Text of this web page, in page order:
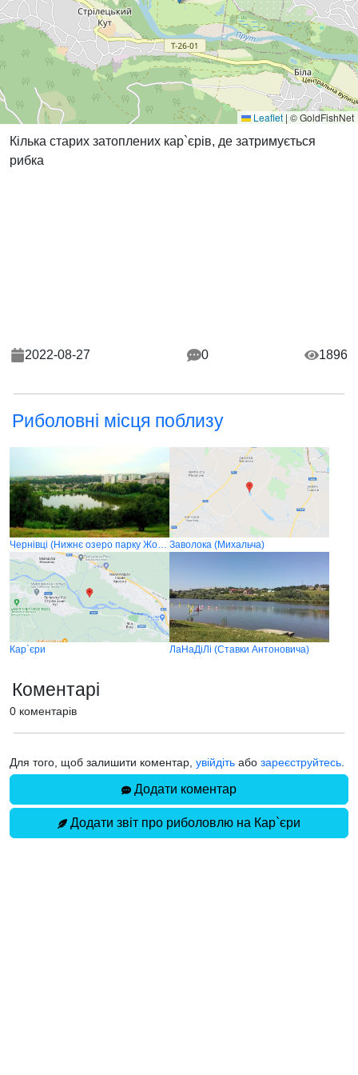
Leaflet | © GoldFishNet
Кілька старих затоплених кар`єрів, де затримується
рибка
2022-08-27 0 1896
Риболовні місця поблизу
Чернівці (Нижнє озеро парку Жовтневий) Заволока (Михальча)
Кар`єри ЛаНаДіЛі (Ставки Антоновича)
Коментарі
0 коментарів
Для того, щоб залишити коментар, увійдіть або зареєструйтесь
Додати коментар
Додати звіт про риболовлю на Кар`єри